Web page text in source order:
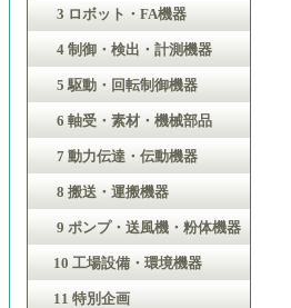
3 ロボット・FA機器
4 制御・検出・計測機器
5 駆動・回転制御機器
6 軸受・素材・機械部品
7 動力伝達・伝動機器
8 搬送・運搬機器
9 ポンプ・送風機・粉体機器
10 工場設備・環境機器
11 特別企画